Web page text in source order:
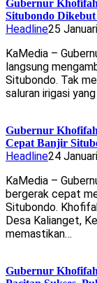
Gubernur
Situbondo
Headline25
KaMedia –
langsung
Situbondo. Tak
saluran irigasi
Gubernur
Cepat Banjir
Headline24
KaMedia –
bergerak cepat
Situbondo.
Desa Kalianget,
memastikan…
Gubernur